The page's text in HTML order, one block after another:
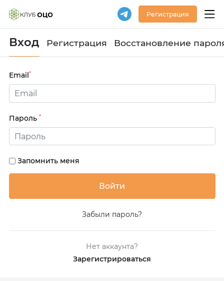
Регистрация
Вход Регистрация Восстановление
Email*
Пароль *
Запомнить меня
Забыли пароль?
Нет аккаунта?
Зарегистрироваться